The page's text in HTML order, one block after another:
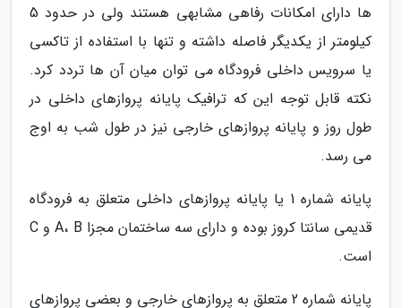
ها دارای امکانات رفاهی مشابهی هستند ولی در حدود 5
کیلومتر از یکدیگر فاصله داشته و تنها با استفاده از تاکسی
یا سرویس داخلی فرودگاه می توان میان آن ها تردد کرد.
نکته قابل توجه این که ترافیک پایانه پروازهای داخلی در
طول روز و پایانه پروازهای خارجی نیز در طول شب به اوج
می رسد.
پایانه شماره 1 یا پایانه پروازهای داخلی متعلق به فرودگاه
قدیمی سانتا کروز بوده و دارای سه ساختمان مجزا A، B و C
است.
پایانه شماره 2 متعلق به پروازهای خارجی و بعضی پروازهای